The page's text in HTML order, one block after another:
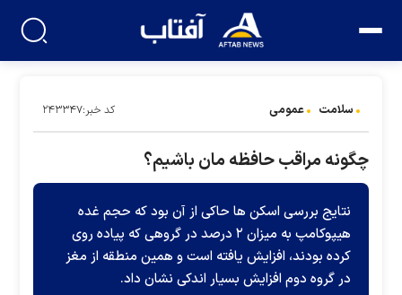
سلامت عمومی کد خبر:۲۴۳۳۴۷
چگونه مراقب حافظه مان باشیم؟
نتایج بررسی اسکن ها حاکی از آن بود که حجم غده
هیپوکامپ به میزان ۲ درصد در گروهی که پیاده روی
کرده بودند، افزایش یافته است و همین منطقه از مغز
در گروه دوم افزایش بسیار اندکی نشان داد.